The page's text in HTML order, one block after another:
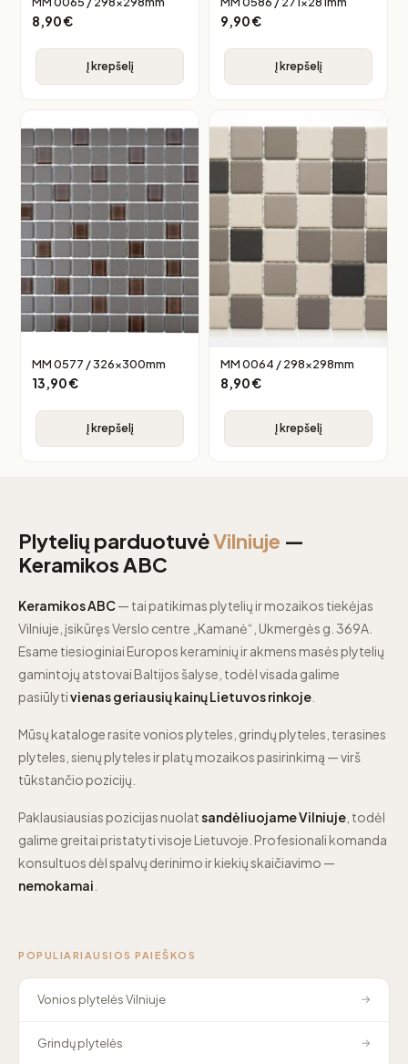
8,90€
Į krepšelį
9,90€
Į krepšelį
MM 0577 / 326x300mm
13,90€
Į krepšelį
MM 0064 / 298x298mm
8,90€
Į krepšelį
Plytelių parduotuvėVilniuje —
Keramikos ABC
Keramikos ABC— tai patikimas plytelių ir mozaikos tiekėjas
Vilniuje, įsikūręs Verslo centre „Kamanė“, Ukmergės g. 369A.
Esame tiesioginiai Europos keraminių ir akmens masės plytelių
gamintojų atstovai Baltijos šalyse, todėl visada galime
pasiūlytivienas geriausių kainų Lietuvos rinkoje
Mūsų kataloge rasite vonios plyteles, grindų plyteles, terasines
plyteles, sienų plyteles ir platų mozaikos pasirinkimą — virš
tūkstančio pozicijų.
Paklausiausias pozicijas nuolatsandėliuojame Vilniuje , todėl
galime greitai pristatyti visoje Lietuvoje. Profesionali komanda
konsultuos dėl spalvų derinimo ir kiekių skaičiavimo —
nemokamai
POPULIARIAUSIOS PAIEŠKOS
Vonios plytelės Vilniuje →
Grindų plytelės →